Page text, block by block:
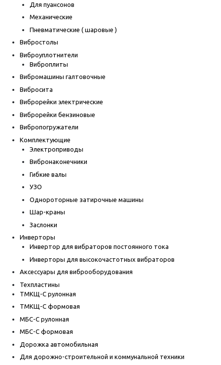
Для пуансонов
Механические
Пневматические ( шаровые )
Вибростолы
Виброуплотнители
Виброплиты
Вибромашины галтовочные
Вибросита
Виброрейки электрические
Виброрейки бензиновые
Вибропогружатели
Комплектующие
Электроприводы
Вибронаконечники
Гибкие валы
УЗО
Однороторные затирочные машины
Шар-краны
Заслонки
Инверторы
Инвертор для вибраторов постоянного тока
Инверторы для высокочастотных вибраторов
Аксессуары для виброоборудования
Техпластины
ТМКЩ-С рулонная
ТМКЩ-С формовая
МБС-С рулонная
МБС-С формовая
Дорожка автомобильная
Для дорожно-строительной и коммунальной техники